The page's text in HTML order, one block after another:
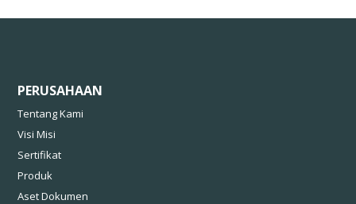
PERUSAHAAN
Tentang Kami
Visi Misi
Sertifikat
Produk
Aset Dokumen